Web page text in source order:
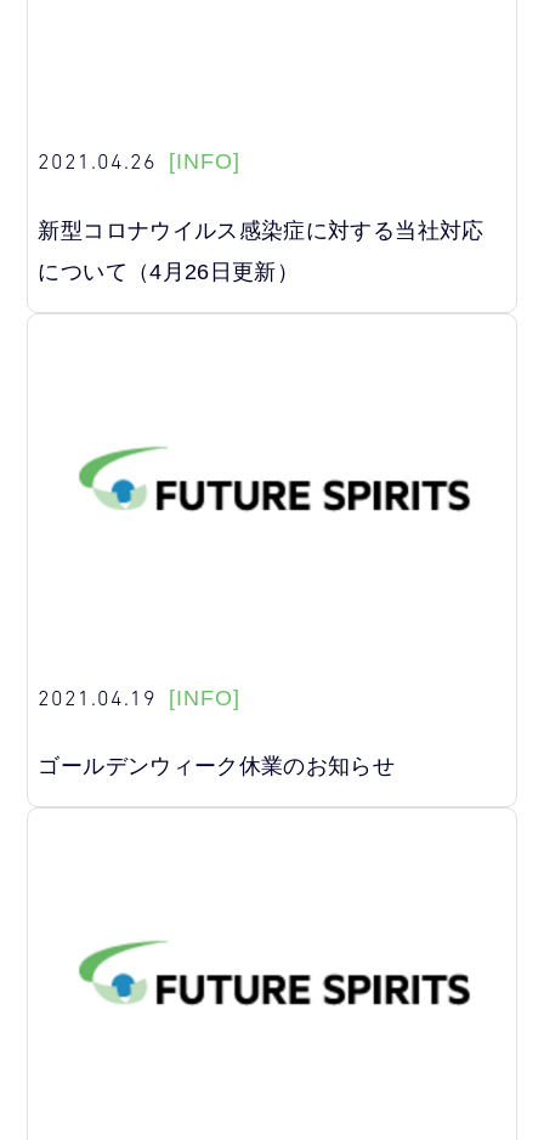
2021.04.26 [INFO]
新型コロナウイルス感染症に対する当社対応
について（4月26日更新）
2021.04.19 [INFO]
ゴールデンウィーク休業のお知らせ